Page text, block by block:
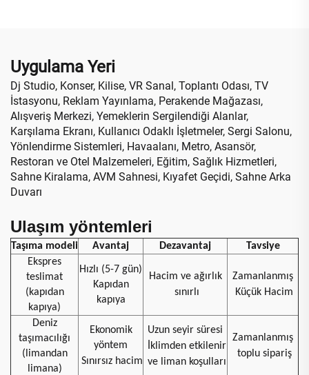
Uygulama Yeri
Dj Studio, Konser, Kilise, VR Sanal, Toplantı Odası, TV
İstasyonu, Reklam Yayınlama, Perakende Mağazası,
Alışveriş Merkezi, Yemeklerin Sergilendiği Alanlar,
Karşılama Ekranı, Kullanıcı Odaklı İşletmeler, Sergi Salonu,
Yönlendirme Sistemleri, Havaalanı, Metro, Asansör,
Restoran ve Otel Malzemeleri, Eğitim, Sağlık Hizmetleri,
Sahne Kiralama, AVM Sahnesi, Kıyafet Geçidi, Sahne Arka
Duvarı
Ulaşım yöntemleri
Taşıma modeli Avantaj Dezavantaj
Tavsiye
Ekspres
teslimat
(kapıdan
kapıya)
Hızlı (5-7 gün)
Kapıdan
kapıya
Hacim ve ağırlık
sınırlı
Zamanlanmış
Küçük Hacim
Deniz
taşımacılığı
(limandan
limana)
Ekonomik
yöntem
Sınırsız hacim
Uzun seyir süresi
İklimden etkilenir
ve liman koşulları
Zamanlanmış
toplu sipariş